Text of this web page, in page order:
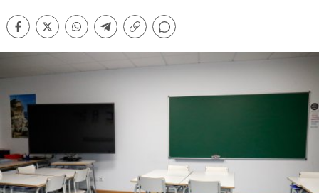
Facebook
TwitterWhatsappTelegram
Copiar
Comentarios